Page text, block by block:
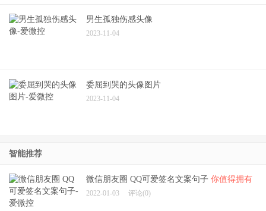
男生孤独伤感头像
2023-11-04
委屈到哭的头像图片
2023-11-04
智能推荐
微信朋友圈 QQ可爱签名文案句子 你值得拥有
2022-01-03 评论(0)